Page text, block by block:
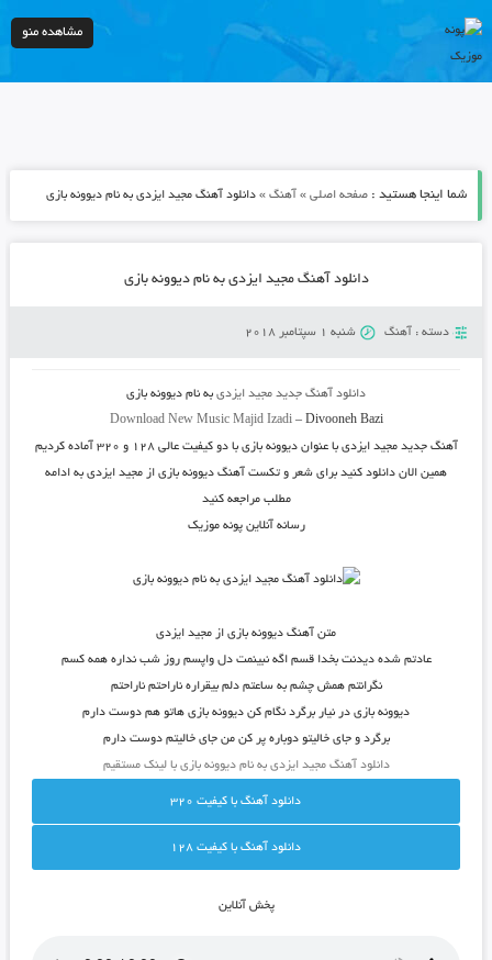
مشاهده منو
شما اینجا هستید : صفحه اصلی» آهنگ» دانلود آهنگ مجید ایزدی به نام دیوونه بازی
دانلود آهنگ مجید ایزدی به نام دیوونه بازی
دسته : آهنگ شنبه 1 سپتامبر 2018
دانلود آهنگ جدید مجید ایزدیبه نام دیوونه بازی
Download New Music Majid Izadi– Divooneh Bazi
آهنگ جدیدمجید ایزدی با عنواندیوونه بازی با دو کیفیت عالی ۱۲۸ و ۳۲۰ آماده کردیم
همین الان دانلود کنید برای شعر و تکست آهنگ دیوونه بازی از مجید ایزدی به ادامه
مطلب مراجعه کنید
رسانه آنلاین پونه موزیک
متن آهنگ دیوونه بازی از مجید ایزدی
عادتم شده دیدنت بخدا قسم اگه نبینمت دل واپسم روز شب نداره همه کسم
نگرانتم همش چشم به ساعتم دلم بیقراره ناراحتم ناراحتم
دیوونه بازی در نیار برگرد نگام کن دیوونه بازی هاتو هم دوست دارم
برگرد و جای خالیتو دوباره پر کن من جای خالیتم دوست دارم
دانلود آهنگ مجید ایزدی به نام دیوونه بازی با لینک مستقیم
دانلود آهنگ با کيفيت 320
دانلود آهنگ با کيفيت 128
پخش آنلاين